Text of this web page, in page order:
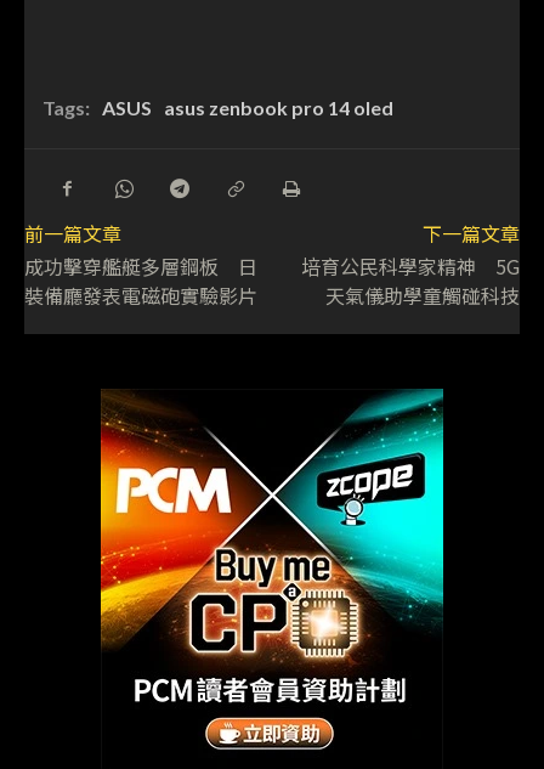
Tags: ASUS asus zenbook pro 14 oled
前一篇文章
成功擊穿艦艇多層鋼板 日
裝備廳發表電磁砲實驗影片
下一篇文章
培育公民科學家精神 5G
天氣儀助學童觸碰科技